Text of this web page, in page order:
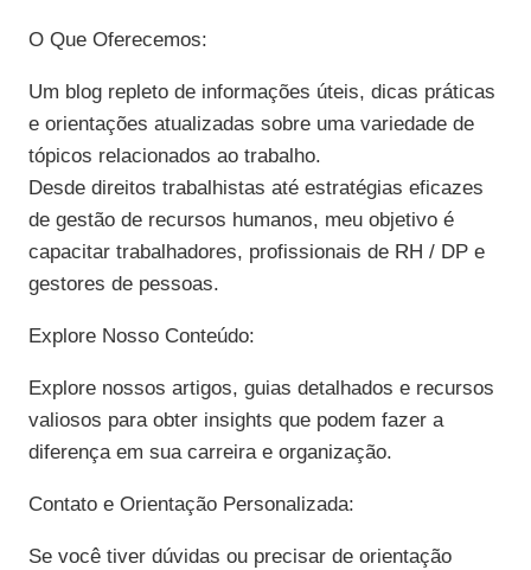
O Que Oferecemos:
Um blog repleto de informações úteis, dicas práticas
e orientações atualizadas sobre uma variedade de
tópicos relacionados ao trabalho.
Desde direitos trabalhistas até estratégias eficazes
de gestão de recursos humanos, meu objetivo é
capacitar trabalhadores, profissionais de RH / DP e
gestores de pessoas.
Explore Nosso Conteúdo:
Explore nossos artigos, guias detalhados e recursos
valiosos para obter insights que podem fazer a
diferença em sua carreira e organização.
Contato e Orientação Personalizada:
Se você tiver dúvidas ou precisar de orientação